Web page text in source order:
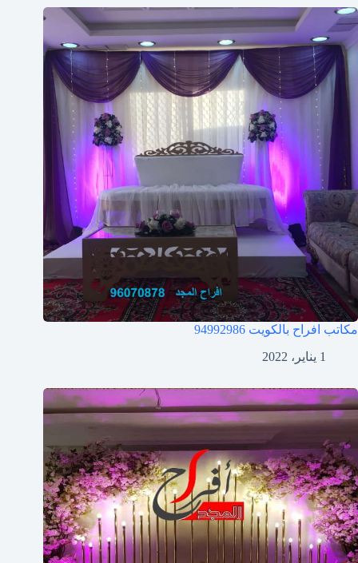
مكاتب افراح بالكويت 94992986
1 يناير، 2022